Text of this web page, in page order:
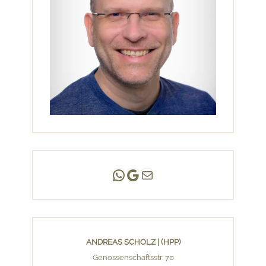
Andreas Scholz | (HPP)
Praxis Adlershof
E-Mail an mich ...
ANDREAS SCHOLZ | (HPP)
Genossenschaftsstr. 70